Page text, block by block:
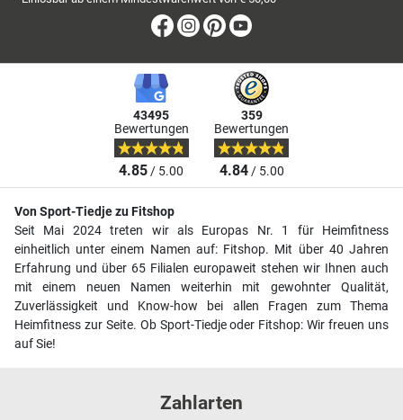
Facebook
Instagram
Pinterest
43495
Bewertungen
4.85/ 5.00
359
Bewertungen
4.84/ 5.00
Von Sport-Tiedje zu Fitshop
Seit Mai 2024 treten wir als Europas Nr. 1 für Heimfitness
einheitlich unter einem Namen auf: Fitshop. Mit über 40 Jahren
Erfahrung und über 65 Filialen europaweit stehen wir Ihnen auch
mit einem neuen Namen weiterhin mit gewohnter Qualität,
Zuverlässigkeit und Know-how bei allen Fragen zum Thema
Heimfitness zur Seite. Ob Sport-Tiedje oder Fitshop: Wir freuen uns
auf Sie!
Zahlarten